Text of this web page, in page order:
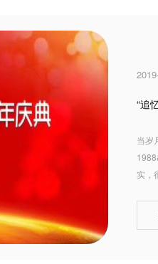
“追
当岁
实，